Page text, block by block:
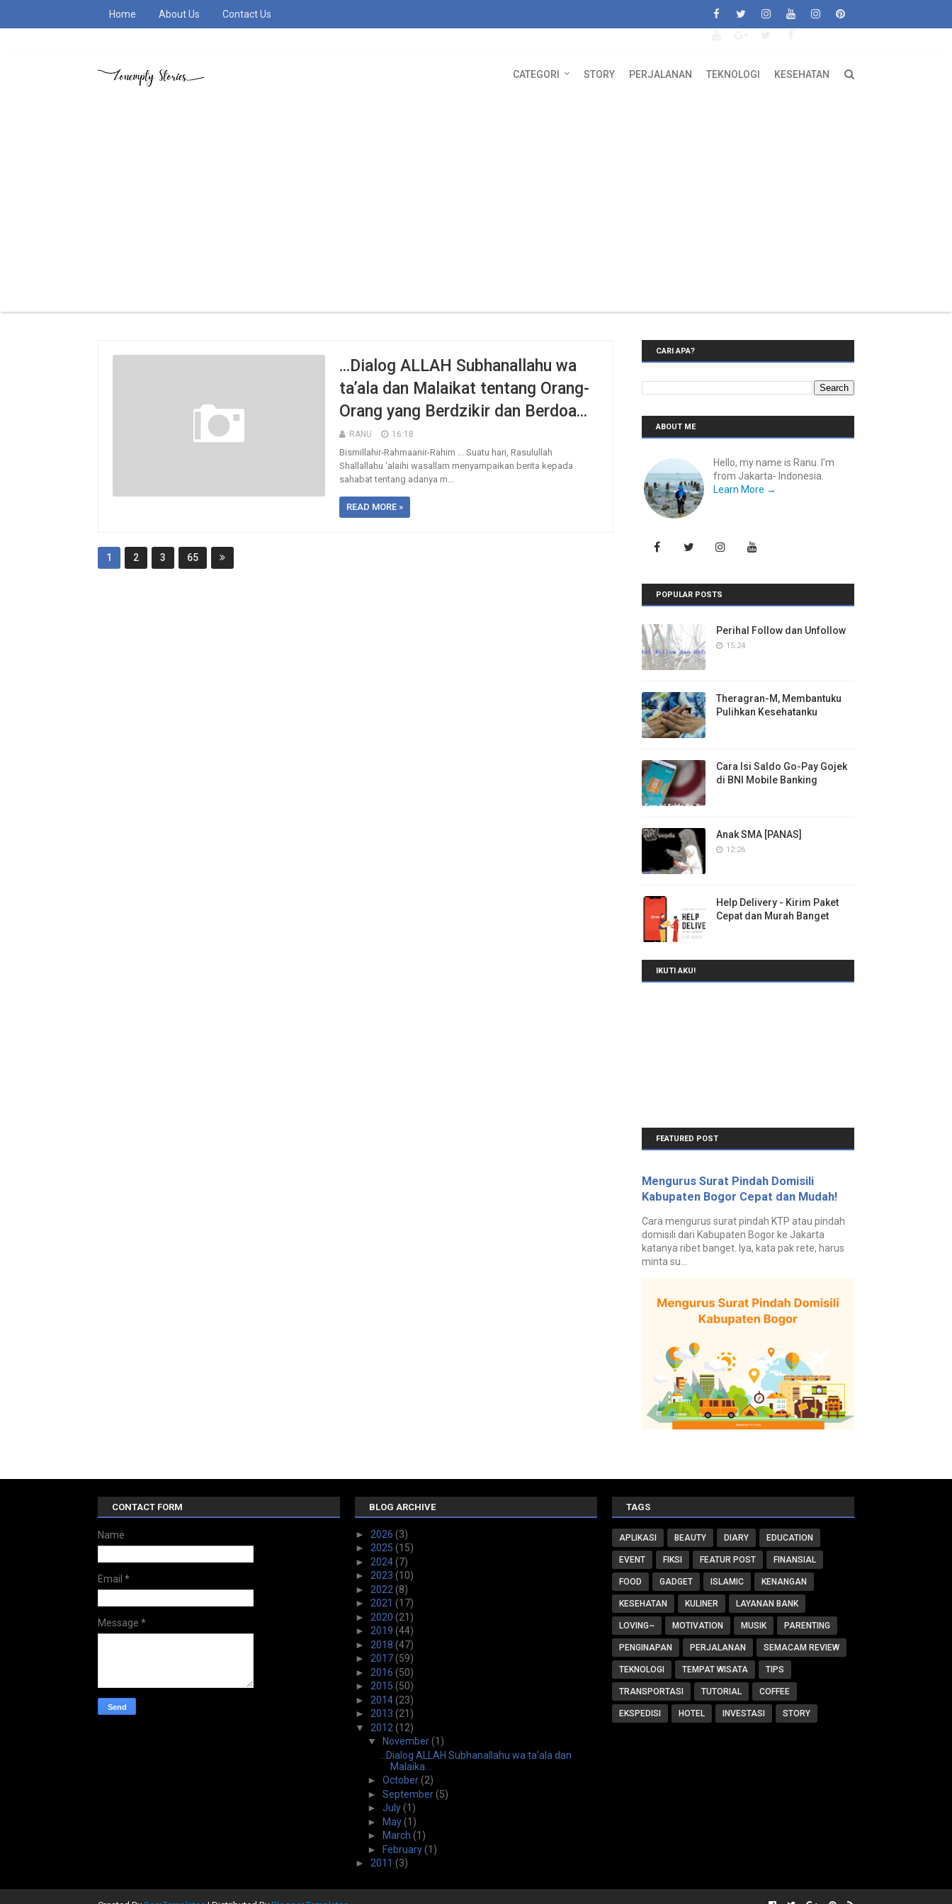
Home About Us Contact Us
CATEGORI STORY PERJALANAN TEKNOLOGI KESEHATAN
...Dialog ALLAH Subhanallahu wa
ta’ala dan Malaikat tentang Orang-
Orang yang Berdzikir dan Berdoa...
RANU 16:18
Bismillahir-Rahmaanir-Rahim ... Suatu hari, Rasulullah
Shallallahu ‘alaihi wasallam menyampaikan berita kepada
sahabat tentang adanya m...
READ MORE »
1 2 3 65
CARI APA?
ABOUT ME
Hello, my name is Ranu. I'm
from Jakarta- Indonesia.
Learn More →
POPULAR POSTS
Perihal Follow dan Unfollow
15:24
Theragran-M, Membantuku
Pulihkan Kesehatanku
Cara Isi Saldo Go-Pay Gojek
di BNI Mobile Banking
Anak SMA [PANAS]
12:26
Help Delivery - Kirim Paket
Cepat dan Murah Banget
IKUTI AKU!
FEATURED POST
Mengurus Surat Pindah Domisili
Kabupaten Bogor Cepat dan Mudah!
Cara mengurus surat pindah KTP atau pindah
domisili dari Kabupaten Bogor ke Jakarta
katanya ribet banget. Iya, kata pak rete, harus
minta su...
CONTACT FORM
Name
Email *
Message *
BLOG ARCHIVE
► 2026(3)
►2025(15)
► 2024(7)
►2023(10)
► 2022(8)
►2021(17)
► 2020(21)
►2019(44)
► 2018(47)
►2017(59)
► 2016(50)
►2015(50)
► 2014(23)
►2013(21)
▼ 2012(12)
▼
November(1)
...Dialog ALLAH Subhanallahu wa ta’ala dan
Malaika...
► October(2)
► September(5)
► July(1)
►
May(1)
►
March (1)
►
February(1)
►2011(3)
TAGS
APLIKASI BEAUTY DIARY EDUCATION
EVENT FIKSI FEATUR POST FINANSIAL
FOOD GADGET ISLAMIC KENANGAN
KESEHATAN KULINER LAYANAN BANK
LOVING~ MOTIVATION MUSIK PARENTING
PENGINAPAN PERJALANAN SEMACAM REVIEW
TEKNOLOGI TEMPAT WISATA TIPS
TRANSPORTASI TUTORIAL COFFEE
EKSPEDISI HOTEL INVESTASI STORY